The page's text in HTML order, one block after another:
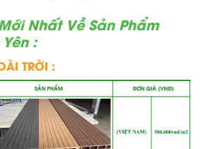
Nhất Về Sản Phẩm
:
TRỜI :